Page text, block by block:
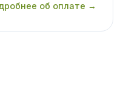
об оплате →